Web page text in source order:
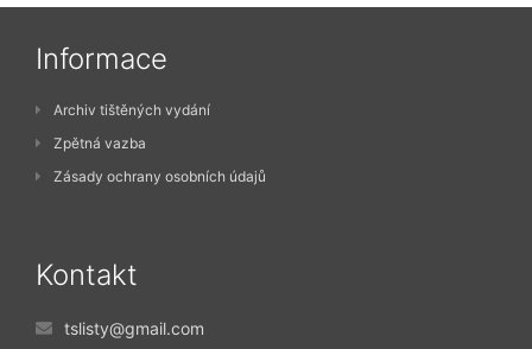
Informace
Archiv tištěných vydání
Zpětná vazba
Zásady ochrany osobních údajů
Kontakt
tslisty@gmail.com